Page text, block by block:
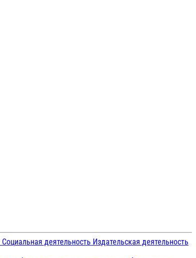
Социальная деятельность Издательская деятельность